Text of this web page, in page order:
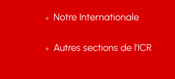
Notre Internationale
Autres sections de l'ICR